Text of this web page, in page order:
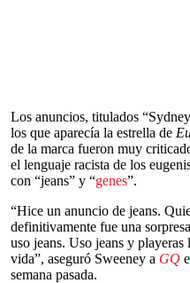
Los anuncios, titulados
los que aparecía la estrella de
de la marca fueron muy
el lenguaje racista de los
con “jeans” y “genes”.
“Hice un anuncio de jeans.
definitivamente fue una
uso jeans. Uso jeans y
vida”, aseguró Sweeney a GQ
semana pasada.